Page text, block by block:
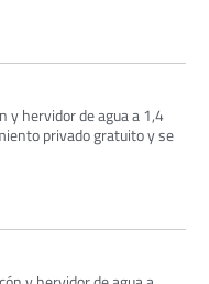
y hervidor de agua a 1,4
privado gratuito y se